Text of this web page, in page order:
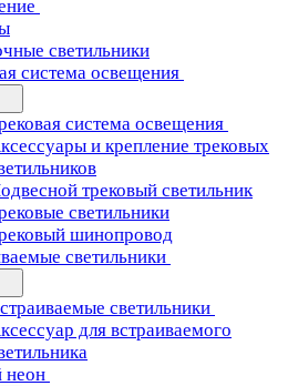
светильники
система освещения
система освещения
и крепление трековых
трековый светильник
светильники
шинопровод
светильники
светильники
для встраиваемого
неон